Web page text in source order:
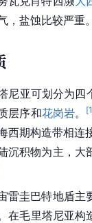
，盐蚀比较严重
尼亚可划分为四
层序和花岗岩。 [
西期构造带相连
沉积物为主，大
雷圭巴特地盾主
在毛里塔尼亚构